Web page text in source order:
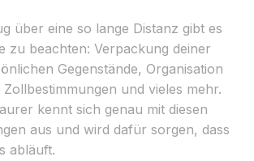
über eine so lange Distanz gibt es
zu beachten: Verpackung deiner
Gegenstände, Organisation
und vieles mehr.
kennt sich genau mit diesen
aus und wird dafür sorgen, dass
abläuft.